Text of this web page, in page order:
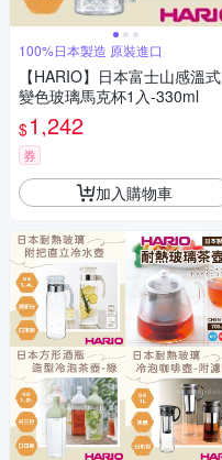
100%日本製造 原裝進口
【HARIO】日本富士山感溫式
變色玻璃馬克杯1入-330ml
$1,242
券
加入購物車